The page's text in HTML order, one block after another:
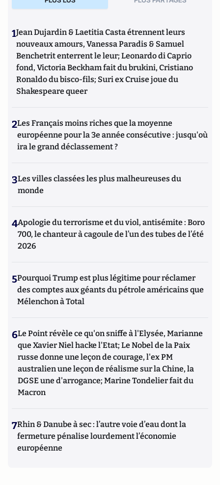
1Jean Dujardin & Laetitia Casta étrennent leurs
nouveaux amours, Vanessa Paradis & Samuel
Benchetrit enterrent le leur; Leonardo di Caprio
fond, Victoria Beckham fait du brukini, Cristiano
Ronaldo du bisco-fils; Suri ex Cruise joue du
Shakespeare queer
2Les Français moins riches que la moyenne
européenne pour la 3e année consécutive : jusqu'où
ira le grand déclassement ?
3Les villes classées les plus malheureuses du
monde
4Apologie du terrorisme et du viol, antisémite : Boro
700, le chanteur à cagoule de l’un des tubes de l’été
2026
5Pourquoi Trump est plus légitime pour réclamer
des comptes aux géants du pétrole américains que
Mélenchon à Total
6Le Point révèle ce qu'on sniffe à l'Elysée, Marianne
que Xavier Niel hacke l'Etat; Le Nobel de la Paix
russe donne une leçon de courage, l'ex PM
australien une leçon de réalisme sur la Chine, la
DGSE une d'arrogance; Marine Tondelier fait du
Macron
7Rhin & Danube à sec : l’autre voie d’eau dont la
fermeture pénalise lourdement l’économie
européenne